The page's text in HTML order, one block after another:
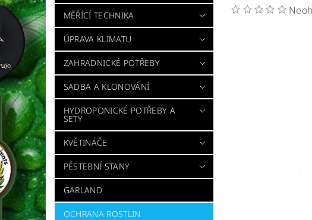
MĚŘÍCÍ TECHNIKA
ÚPRAVA KLIMATU
ZAHRADNICKÉ POTŘEBY
SADBA A KLONOVÁNÍ
HYDROPONICKÉ POTŘEBY A
SETY
KVĚTINÁČE
PĚSTEBNÍ STANY
GARLAND
OCHRANA ROSTLIN